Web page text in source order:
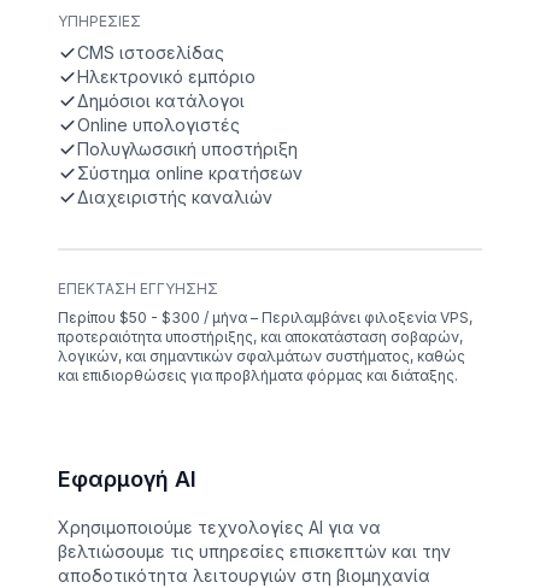
ΥΠΗΡΕΣΊΕΣ
CMS ιστοσελίδας
Ηλεκτρονικό εμπόριο
Δημόσιοι κατάλογοι
Online υπολογιστές
Πολυγλωσσική υποστήριξη
Σύστημα online κρατήσεων
Διαχειριστής καναλιών
ΕΠΈΚΤΑΣΗ ΕΓΓΎΗΣΗΣ
Περίπου $50 - $300 / μήνα – Περιλαμβάνει φιλοξενία VPS,
προτεραιότητα υποστήριξης, και αποκατάσταση σοβαρών,
λογικών, και σημαντικών σφαλμάτων συστήματος, καθώς
και επιδιορθώσεις για προβλήματα φόρμας και διάταξης.
Εφαρμογή AI
Χρησιμοποιούμε τεχνολογίες AI για να
βελτιώσουμε τις υπηρεσίες επισκεπτών και την
αποδοτικότητα λειτουργιών στη βιομηχανία